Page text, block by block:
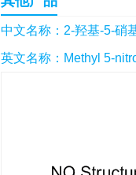
中文名称：2-羟基-5-硝
英文名称：Methyl 5-